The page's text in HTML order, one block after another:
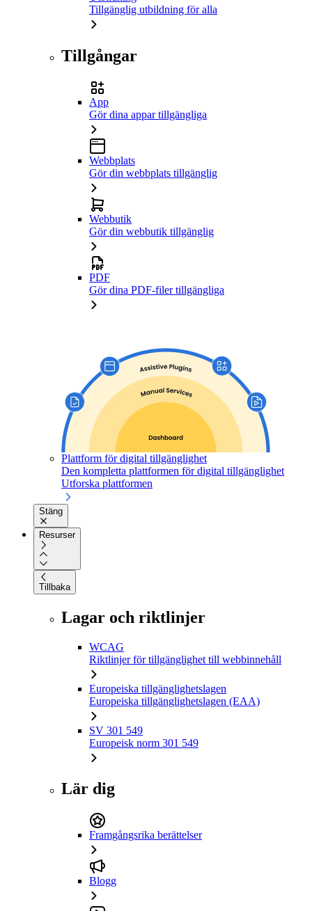
Tillgänglig utbildning för alla
Tillgångar
App
Gör dina appar tillgängliga
Webbplats
Gör din webbplats tillgänglig
Webbutik
Gör din webbutik tillgänglig
PDF
Gör dina PDF-filer tillgängliga
Plattform för digital tillgänglighet
Den kompletta plattformen för digital tillgänglighet
Utforska plattformen
Stäng
Resurser
Tillbaka
Lagar och riktlinjer
WCAG
Riktlinjer för tillgänglighet till webbinnehåll
Europeiska tillgänglighetslagen
Europeiska tillgänglighetslagen (EAA)
SV 301 549
Europeisk norm 301 549
Lär dig
Framgångsrika berättelser
Blogg